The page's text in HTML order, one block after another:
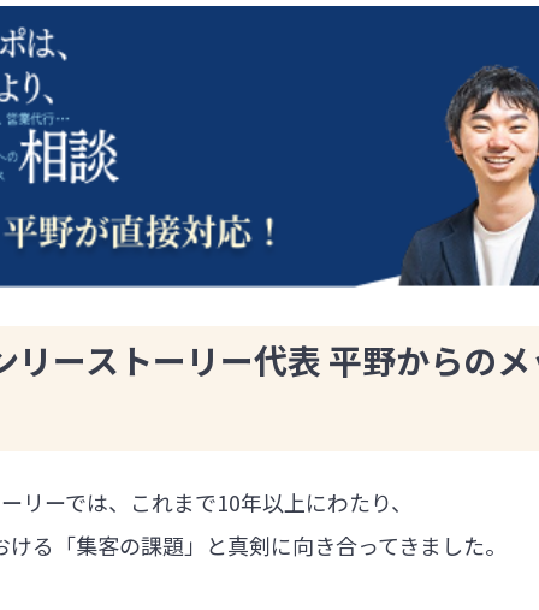
リーストーリー代表 平野からの
リーでは、これまで10年以上にわたり、
る「集客の課題」と真剣に向き合ってきました。